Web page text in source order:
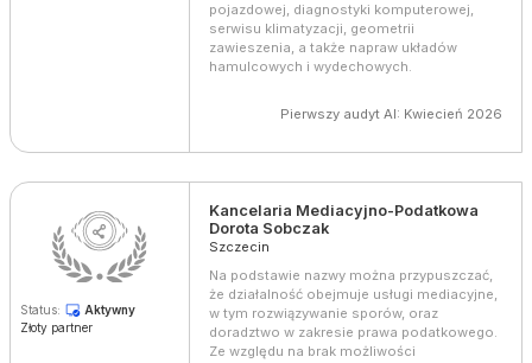
pojazdowej, diagnostyki komputerowej,
serwisu klimatyzacji, geometrii
zawieszenia, a także napraw układów
hamulcowych i wydechowych.
Pierwszy audyt AI: Kwiecień 2026
Status:
Aktywny
Złoty partner
Kancelaria Mediacyjno-Podatkowa
Dorota Sobczak
Szczecin
Na podstawie nazwy można przypuszczać,
że działalność obejmuje usługi mediacyjne,
w tym rozwiązywanie sporów, oraz
doradztwo w zakresie prawa podatkowego.
Ze względu na brak możliwości